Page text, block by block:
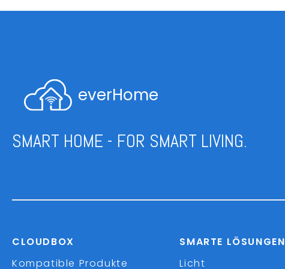
everHome
SMART HOME - FOR SMART LIVING.
CLOUDBOX
Kompatible Produkte
SMARTE LÖSUNGEN
Licht